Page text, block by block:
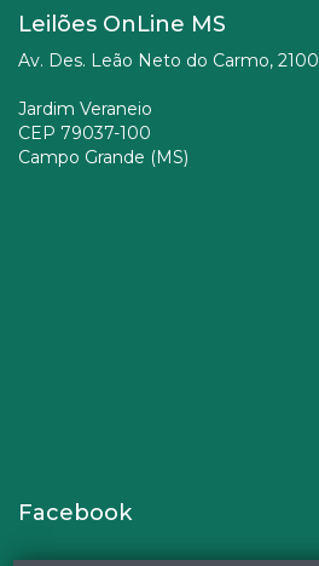
Leilões OnLine MS
Av. Des. Leão Neto do Carmo, 2100
Jardim Veraneio
CEP 79037-100
Campo Grande (MS)
Facebook